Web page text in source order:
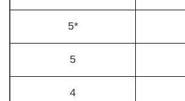
5*
5
4